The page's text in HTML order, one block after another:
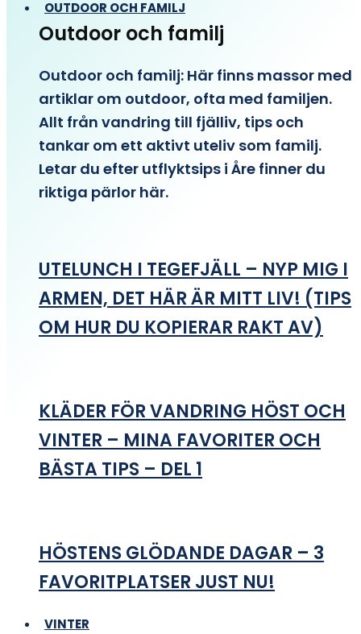
OUTDOOR OCH FAMILJ
Outdoor och familj
Outdoor och familj: Här finns massor med
artiklar om outdoor, ofta med familjen.
Allt från vandring till fjälliv, tips och
tankar om ett aktivt uteliv som familj.
Letar du efter utflyktsips i Åre finner du
riktiga pärlor här.
UTELUNCH I TEGEFJÄLL – NYP MIG I
ARMEN, DET HÄR ÄR MITT LIV! (TIPS
OM HUR DU KOPIERAR RAKT AV)
KLÄDER FÖR VANDRING HÖST OCH
VINTER – MINA FAVORITER OCH
BÄSTA TIPS – DEL 1
HÖSTENS GLÖDANDE DAGAR – 3
FAVORITPLATSER JUST NU!
VINTER